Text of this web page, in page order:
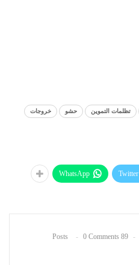
تظلمات التموين حشو خروجات
Twitter
WhatsApp
89 Posts
0 Comments